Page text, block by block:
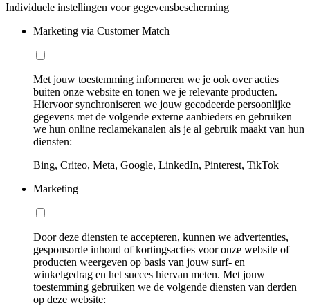
Individuele instellingen voor gegevensbescherming
Marketing via Customer Match
Met jouw toestemming informeren we je ook over acties
buiten onze website en tonen we je relevante producten.
Hiervoor synchroniseren we jouw gecodeerde persoonlijke
gegevens met de volgende externe aanbieders en gebruiken
we hun online reclamekanalen als je al gebruik maakt van hun
diensten:
Bing, Criteo, Meta, Google, LinkedIn, Pinterest, TikTok
Marketing
Door deze diensten te accepteren, kunnen we advertenties,
gesponsorde inhoud of kortingsacties voor onze website of
producten weergeven op basis van jouw surf- en
winkelgedrag en het succes hiervan meten. Met jouw
toestemming gebruiken we de volgende diensten van derden
op deze website: